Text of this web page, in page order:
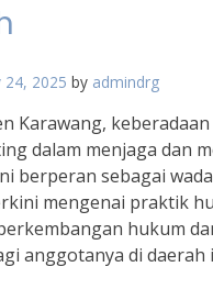
24, 2025 by admindrg
Karawang,
dalam menjaga dan
berperan sebagai
mengenai praktik
hukum
anggotanya di daerah